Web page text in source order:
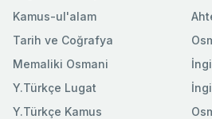
Kamus-ul'alam
Tarih ve Coğrafya
Memaliki Osmani
Y.Türkçe Lugat
Y.Türkçe Kamus